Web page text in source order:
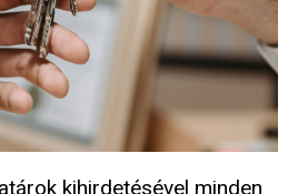
kihirdetésével minden